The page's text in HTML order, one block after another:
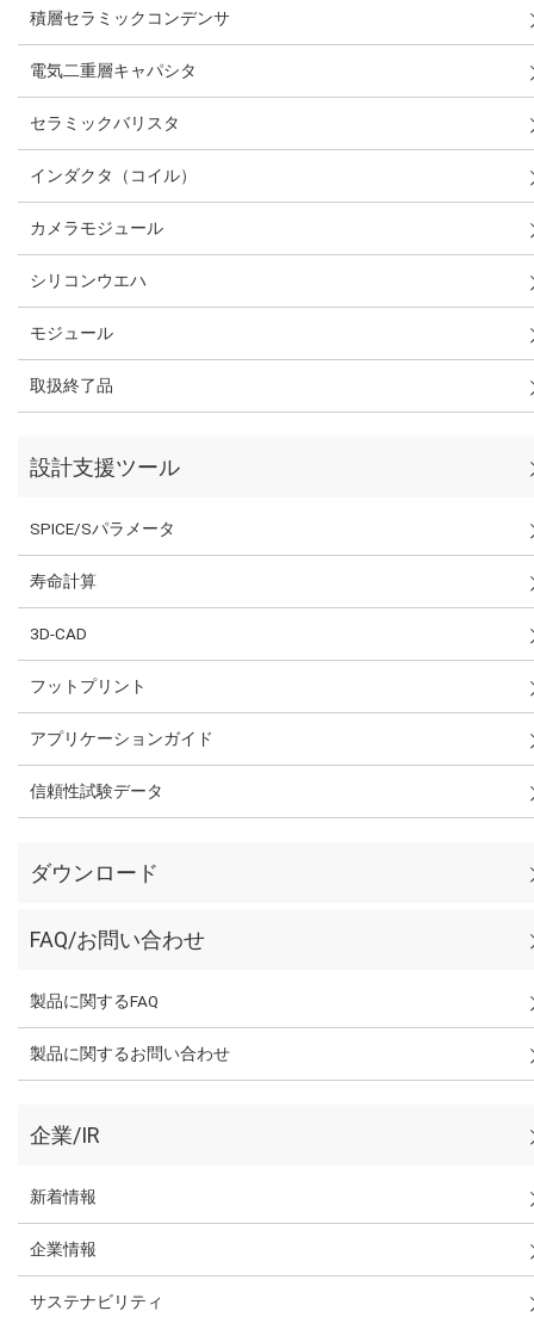
積層セラミックコンデンサ
電気二重層キャパシタ
セラミックバリスタ
インダクタ（コイル）
カメラモジュール
シリコンウエハ
モジュール
取扱終了品
設計支援ツール
SPICE/Sパラメータ
寿命計算
3D-CAD
フットプリント
アプリケーションガイド
信頼性試験データ
ダウンロード
FAQ/お問い合わせ
製品に関するFAQ
製品に関するお問い合わせ
企業/IR
新着情報
企業情報
サステナビリティ